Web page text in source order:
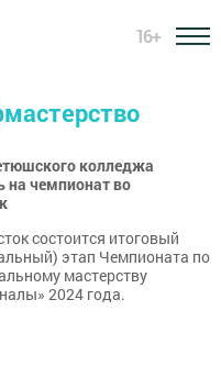
16+
колледжа
на чемпионат во
состоится итоговый
этап Чемпионата по
мастерству
2024 года.